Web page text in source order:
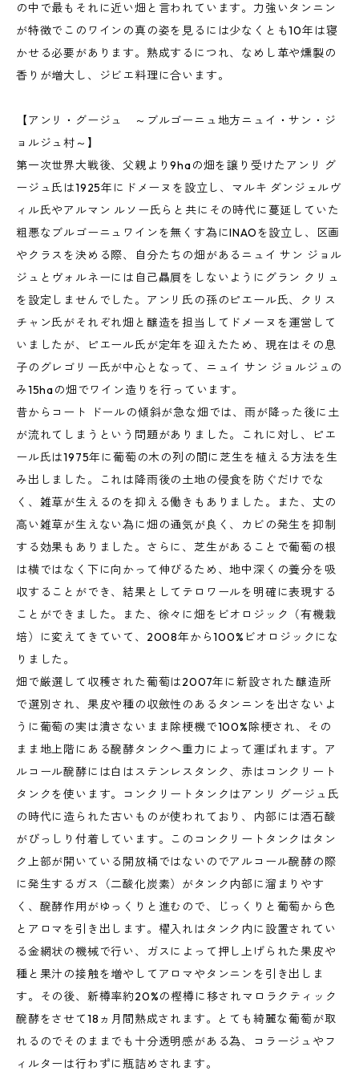
の中で最もそれに近い畑と言われています。力強いタンニン
が特徴でこのワインの真の姿を見るには少なくとも10年は寝
かせる必要があります。熟成するにつれ、なめし革や燻製の
香りが増大し、ジビエ料理に合います。
【アンリ・グージュ ～ブルゴーニュ地方ニュイ・サン・ジ
ョルジュ村～】
第一次世界大戦後、父親より9haの畑を譲り受けたアンリ グ
ージュ氏は1925年にドメーヌを設立し、マルキ ダンジェルヴ
ィル氏やアルマン ルソー氏らと共にその時代に蔓延していた
粗悪なブルゴーニュワインを無くす為にINAOを設立し、区画
やクラスを決める際、自分たちの畑があるニュイ サン ジョル
ジュとヴォルネーには自己贔屓をしないようにグラン クリュ
を設定しませんでした。アンリ氏の孫のピエール氏、クリス
チャン氏がそれぞれ畑と醸造を担当してドメーヌを運営して
いましたが、ピエール氏が定年を迎えたため、現在はその息
子のグレゴリー氏が中心となって、ニュイ サン ジョルジュの
み15haの畑でワイン造りを行っています。
昔からコート ドールの傾斜が急な畑では、雨が降った後に土
が流れてしまうという問題がありました。これに対し、ピエ
ール氏は1975年に葡萄の木の列の間に芝生を植える方法を生
み出しました。これは降雨後の土地の侵食を防ぐだけでな
く、雑草が生えるのを抑える働きもありました。また、丈の
高い雑草が生えない為に畑の通気が良く、カビの発生を抑制
する効果もありました。さらに、芝生があることで葡萄の根
は横ではなく下に向かって伸びるため、地中深くの養分を吸
収することができ、結果としてテロワールを明確に表現する
ことができました。また、徐々に畑をビオロジック（有機栽
培）に変えてきていて、2008年から100%ビオロジックにな
りました。
畑で厳選して収穫された葡萄は2007年に新設された醸造所
で選別され、果皮や種の収斂性のあるタンニンを出さないよ
うに葡萄の実は潰さないまま除梗機で100%除梗され、その
まま地上階にある醗酵タンクへ重力によって運ばれます。ア
ルコール醗酵には白はステンレスタンク、赤はコンクリート
タンクを使います。コンクリートタンクはアンリ グージュ氏
の時代に造られた古いものが使われており、内部には酒石酸
がびっしり付着しています。このコンクリートタンクはタン
ク上部が開いている開放桶ではないのでアルコール醗酵の際
に発生するガス（二酸化炭素）がタンク内部に溜まりやす
く、醗酵作用がゆっくりと進むので、じっくりと葡萄から色
とアロマを引き出します。櫂入れはタンク内に設置されてい
る金網状の機械で行い、ガスによって押し上げられた果皮や
種と果汁の接触を増やしてアロマやタンニンを引き出しま
す。その後、新樽率約20%の樫樽に移されマロラクティック
醗酵をさせて18ヵ月間熟成されます。とても綺麗な葡萄が取
れるのでそのままでも十分透明感がある為、コラージュやフ
ィルターは行わずに瓶詰めされます。